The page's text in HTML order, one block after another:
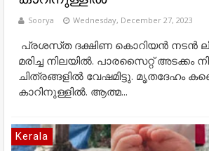
Soorya Wednesday, December 27, 2023
പ്രശസ്‌ത ദക്ഷിണ കൊറിയൻ നടൻ
മരിച്ച നിലയിൽ. പാരസൈറ്റ് അടക്കം
ചിത്രങ്ങളിൽ വേഷമിട്ടു. മൃതദേഹം
കാറിനുള്ളിൽ. ആത്മ...
Kerala